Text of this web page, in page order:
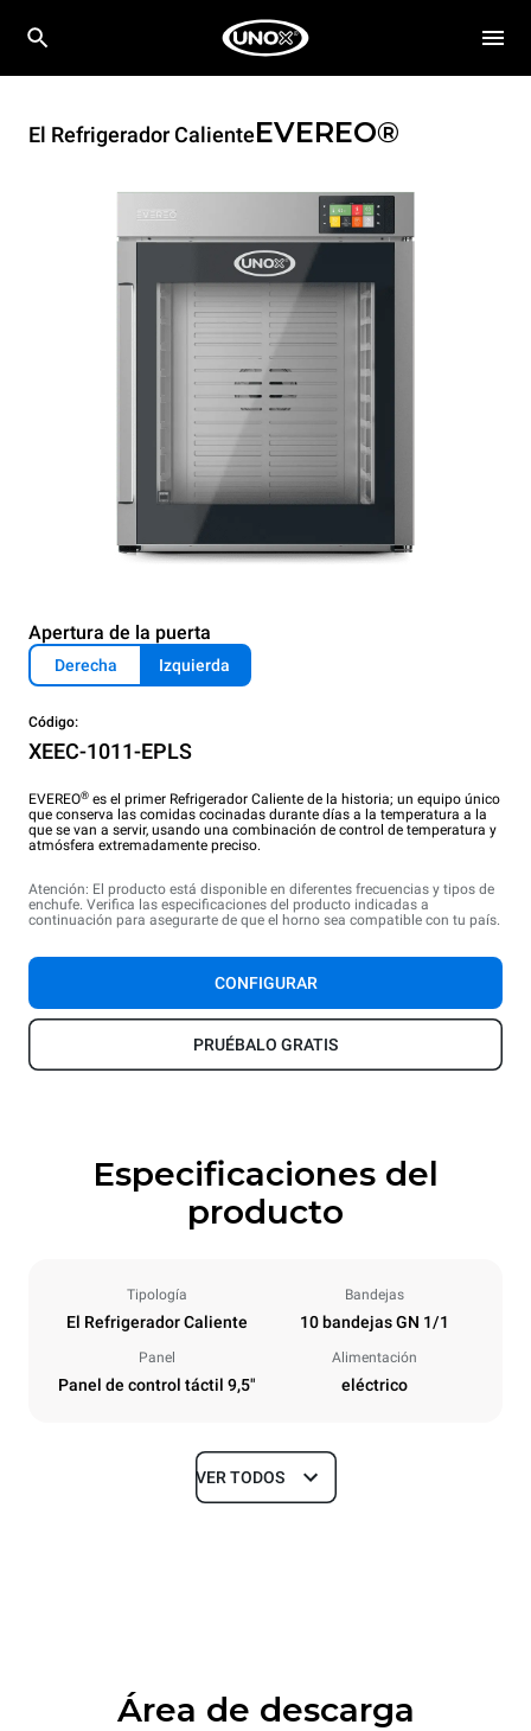
El Refrigerador CalienteEVEREO®
Apertura de la puerta
Derecha Izquierda
Código:
XEEC-1011-EPLS
EVEREO® es el primer Refrigerador Caliente de la historia; un equipo único
que conserva las comidas cocinadas durante días a la temperatura a la
que se van a servir, usando una combinación de control de temperatura y
atmósfera extremadamente preciso.
Atención: El producto está disponible en diferentes frecuencias y tipos de
enchufe. Verifica las especificaciones del producto indicadas a
continuación para asegurarte de que el horno sea compatible con tu país.
CONFIGURAR
PRUÉBALO GRATIS
Especificaciones del
producto
Tipología
El Refrigerador Caliente
Bandejas
10 bandejas GN 1/1
Panel
Panel de control táctil 9,5"
Alimentación
eléctrico
Tamaños
Especificaciones de la bandeja
VER TODOS
Área de descarga